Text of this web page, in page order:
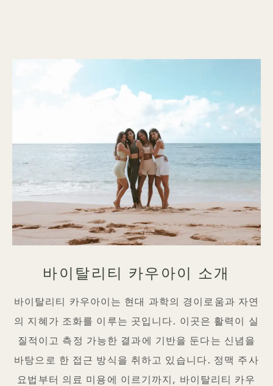
바이탈리티 카우아이 소개
바이탈리티 카우아이는 현대 과학의 경이로움과 자연
의 지혜가 조화를 이루는 곳입니다. 이곳은 활력이 실
질적이고 측정 가능한 결과에 기반을 둔다는 신념을
바탕으로 한 접근 방식을 취하고 있습니다. 정맥 주사
요법부터 의료 미용에 이르기까지, 바이탈리티 카우